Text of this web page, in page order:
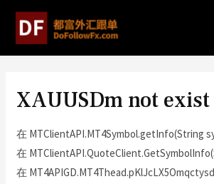
XAUUSDm not exist
在 MTClientAPI.MT4Symbol.getInfo(String
在
在